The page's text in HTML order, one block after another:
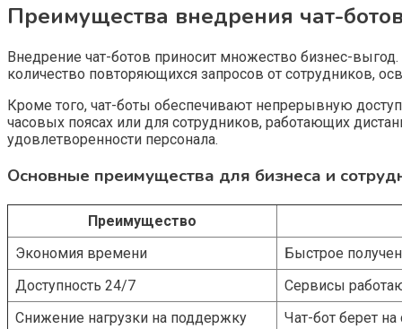
Преимущества внедрения чат-
Внедрение чат-ботов приносит множество бизнес-
количество повторяющихся запросов от сотрудников,
Кроме того, чат-боты обеспечивают непрерывную
часовых поясах или для сотрудников, работающих
удовлетворенности персонала.
Основные преимущества для бизнеса и
Преимущество
Экономия времени
Быстрое
Доступность 24/7
Сервисы
Снижение нагрузки на поддержку
Чат-бот берет